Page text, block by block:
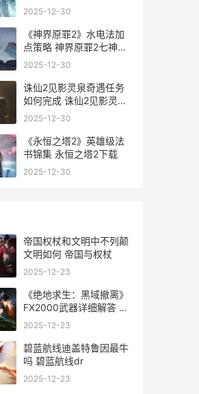
2025-12-30
《神界原罪2》水电法加
点策略 神界原罪2七神柱
子顺序
2025-12-30
诛仙2见影灵泉奇遇任务
如何完成 诛仙2见影灵泉
怎么触发
2025-12-30
《永恒之塔2》英雄级法
书锦集 永恒之塔2下载
2025-12-30
帝国权杖和文明中不列颠
文明如何 帝国与权杖
2025-12-23
《绝地求生：黑域撤离》
FX2000武器详细解答 绝
地求生黑暗撤离
2025-12-23
碧蓝航线迪盖特鲁因最牛
吗 碧蓝航线dr
2025-12-23